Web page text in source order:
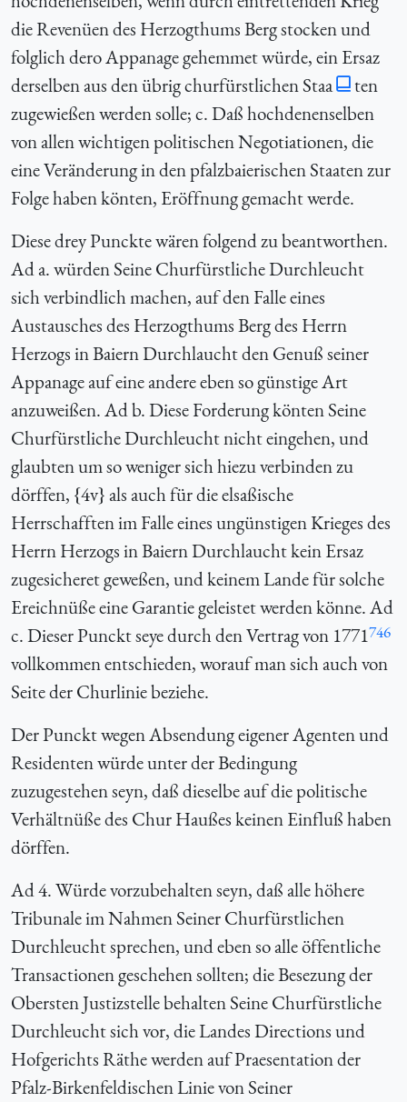
die Revenüen des Herzogthums Berg stocken und
folglich dero Appanage gehemmet würde, ein Ersaz
derselben aus den übrig churfürstlichen Staa
ten
zugewießen werden solle; c. Daß hochdenenselben
von allen wichtigen politischen Negotiationen, die
eine Veränderung in den pfalzbaierischen Staaten zur
Folge haben könten, Eröffnung gemacht werde.
Diese drey Punckte wären folgend zu beantworthen.
Ad a. würden Seine Churfürstliche Durchleucht
sich verbindlich machen, auf den Falle eines
Austausches des Herzogthums Berg des Herrn
Herzogs in Baiern Durchlaucht den Genuß seiner
Appanage auf eine andere eben so günstige Art
anzuweißen. Ad b. Diese Forderung könten Seine
Churfürstliche Durchleucht nicht eingehen, und
glaubten um so weniger sich hiezu verbinden zu
dörffen, {4v} als auch für die elsaßische
Herrschafften im Falle eines ungünstigen Krieges des
Herrn Herzogs in Baiern Durchlaucht kein Ersaz
zugesicheret geweßen, und keinem Lande für solche
Ereichnüße eine Garantie geleistet werden könne. Ad
c. Dieser Punckt seye durch den Vertrag von 1771746
vollkommen entschieden, worauf man sich auch von
Seite der Churlinie beziehe.
Der Punckt wegen Absendung eigener Agenten und
Residenten würde unter der Bedingung
zuzugestehen seyn, daß dieselbe auf die politische
Verhältnüße des Chur Haußes keinen Einfluß haben
dörffen.
Ad 4. Würde vorzubehalten seyn, daß alle höhere
Tribunale im Nahmen Seiner Churfürstlichen
Durchleucht sprechen, und eben so alle öffentliche
Transactionen geschehen sollten; die Besezung der
Obersten Justizstelle behalten Seine Churfürstliche
Durchleucht sich vor, die Landes Directions und
Hofgerichts Räthe werden auf Praesentation der
Pfalz-Birkenfeldischen Linie von Seiner